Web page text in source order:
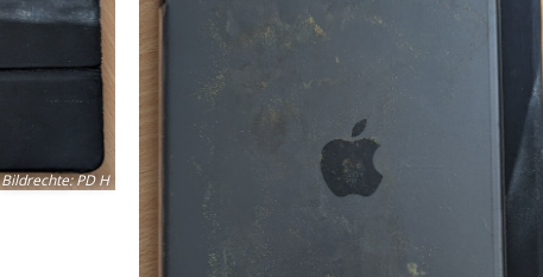
Bildrechte:PD H